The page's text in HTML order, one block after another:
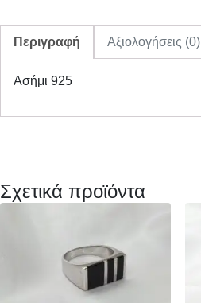
Περιγραφή Αξιολογήσεις (0)
Ασήμι 925
Σχετικά προϊόντα